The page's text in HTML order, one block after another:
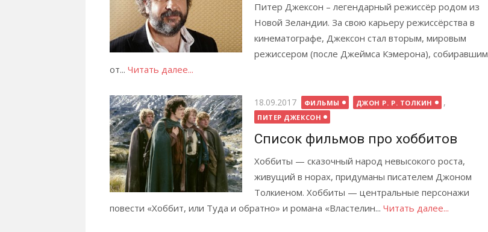
Питер Джексон – легендарный режиссёр родом из
Новой Зеландии. За свою карьеру режиссёрства в
кинематографе, Джексон стал вторым, мировым
режиссером (после Джеймса Кэмерона), собиравшим
от... Читать далее...
Опубликовано
18.09.2017 ФИЛЬМЫ ДЖОН Р. Р. ТОЛКИН ,
ПИТЕР ДЖЕКСОН
Список фильмов про хоббитов
Хоббиты — сказочный народ невысокого роста,
живущий в норах, придуманы писателем Джоном
Толкиеном. Хоббиты — центральные персонажи
повести «Хоббит, или Туда и обратно» и романа «Властелин... Читать далее...